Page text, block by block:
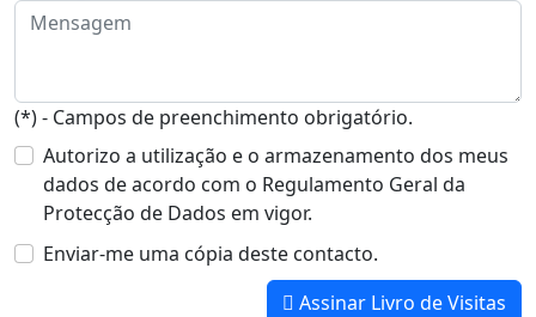
(*) - Campos de preenchimento obrigatório.
Autorizo a utilização e o armazenamento dos meus
dados de acordo com o Regulamento Geral da
Protecção de Dados em vigor.
Enviar-me uma cópia deste contacto.
Assinar Livro de Visitas